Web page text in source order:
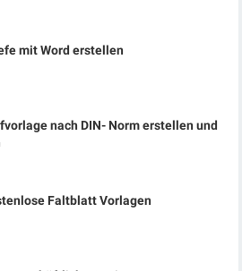
mit Word erstellen
nach DIN- Norm erstellen und
Faltblatt Vorlagen